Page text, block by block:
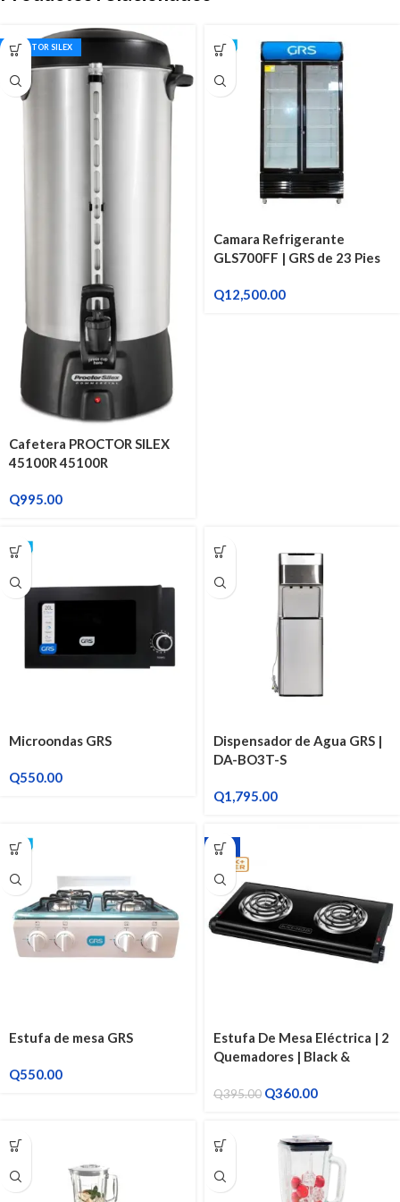
PROCTOR SILEX
Cafetera PROCTOR SILEX
45100R 45100R
Q995.00
Camara Refrigerante
GLS700FF | GRS de 23 Pies
Q12,500.00
Microondas GRS
Q550.00
Dispensador de Agua GRS |
DA-BO3T-S
Q1,795.00
Estufa de mesa GRS
Q550.00
-9%
Estufa De Mesa Eléctrica | 2
Quemadores | Black &
Q395.00 Q360.00